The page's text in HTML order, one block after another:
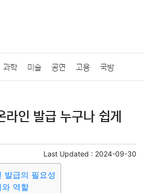
과학 미술 공연 고용 국방
일상 주식 암호화폐 블록체인
미용 증권 인테리어
금융 게임
라인 발급 누구나 쉽게
Last Updated : 2024-09-30
발급의 필요성
와 역할